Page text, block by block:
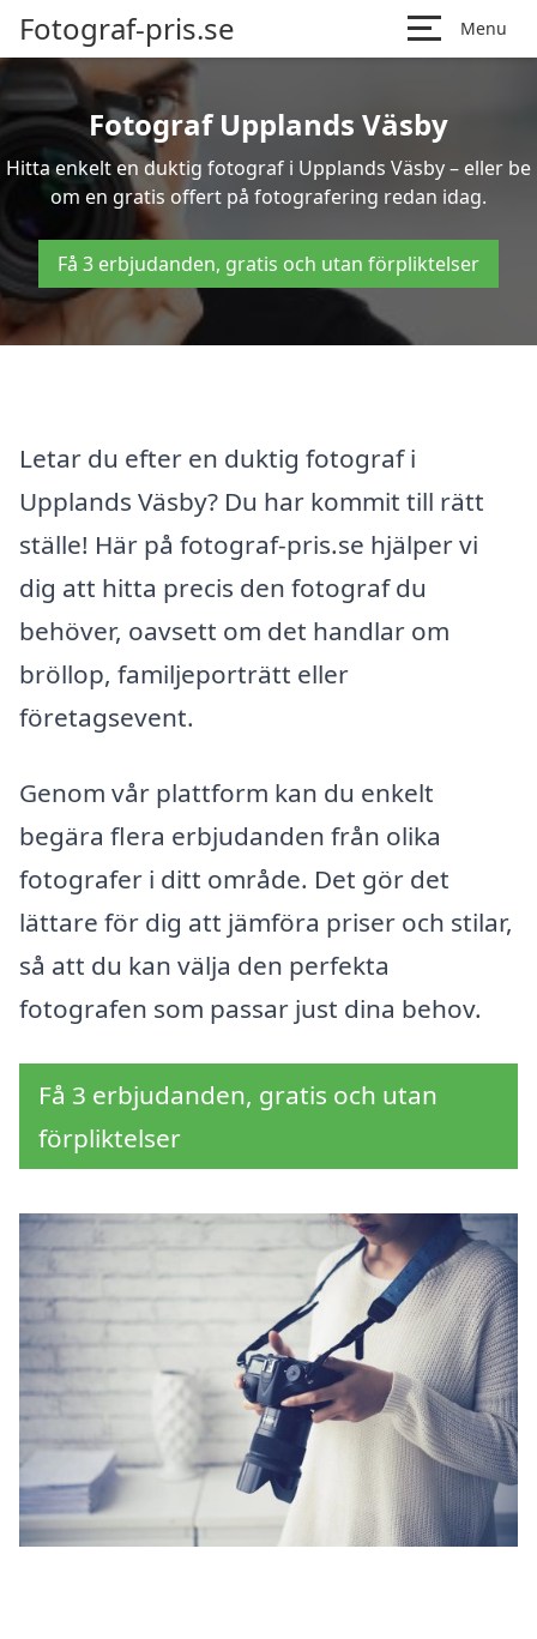
Fotograf-pris.se Menu
Fotograf Upplands Väsby
Hitta enkelt en duktig fotograf i Upplands Väsby – eller be
om en gratis offert på fotografering redan idag.
Få 3 erbjudanden, gratis och utan förpliktelser
Letar du efter en duktig fotograf i
Upplands Väsby? Du har kommit till rätt
ställe! Här på fotograf-pris.se hjälper vi
dig att hitta precis den fotograf du
behöver, oavsett om det handlar om
bröllop, familjeporträtt eller
företagsevent.
Genom vår plattform kan du enkelt
begära flera erbjudanden från olika
fotografer i ditt område. Det gör det
lättare för dig att jämföra priser och stilar,
så att du kan välja den perfekta
fotografen som passar just dina behov.
Få 3 erbjudanden, gratis och utan
förpliktelser